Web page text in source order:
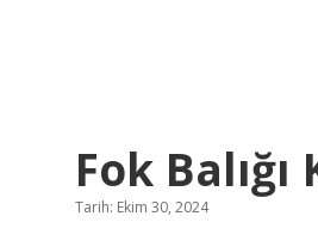
Fok
Tarih: Ekim 30, 2024